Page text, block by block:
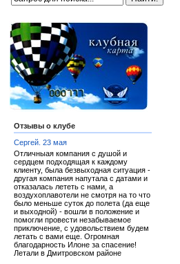
Отзывы о клубе
Сергей. 23 мая
Отличныая компания с душой и
сердцем подходящая к каждому
клиенту, была безвыходная ситуация -
другая компания напутала с датами и
отказалась лететь с нами, а
воздухоплавотели не смотря на то что
было меньше суток до полета (да еще
и выходной) - вошли в положение и
помогли провести незабываемое
приключение, с удовольствием будем
летать с вами еще. Огромная
благодарность Илоне за спасение!
Летали в Дмитровском районе